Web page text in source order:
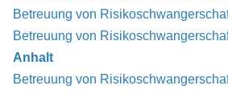
Betreuung von
Betreuung von
Anhalt
Betreuung von